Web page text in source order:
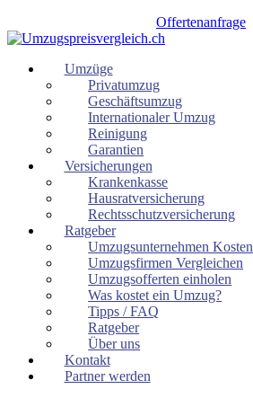
Offertenanfrage
Umzüge
Privatumzug
Geschäftsumzug
Internationaler Umzug
Reinigung
Garantien
Versicherungen
Krankenkasse
Hausratversicherung
Rechtsschutzversicherung
Ratgeber
Umzugsunternehmen Kosten
Umzugsfirmen Vergleichen
Umzugsofferten einholen
Was kostet ein Umzug?
Tipps / FAQ
Ratgeber
Über uns
Kontakt
Partner werden